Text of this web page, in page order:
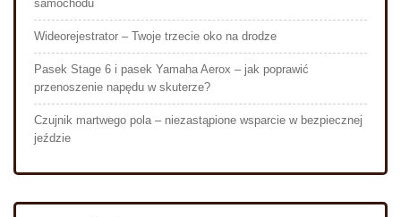
samochodu
Wideorejestrator – Twoje trzecie oko na drodze
Pasek Stage 6 i pasek Yamaha Aerox – jak poprawić
przenoszenie napędu w skuterze?
Czujnik martwego pola – niezastąpione wsparcie w bezpiecznej
jeździe